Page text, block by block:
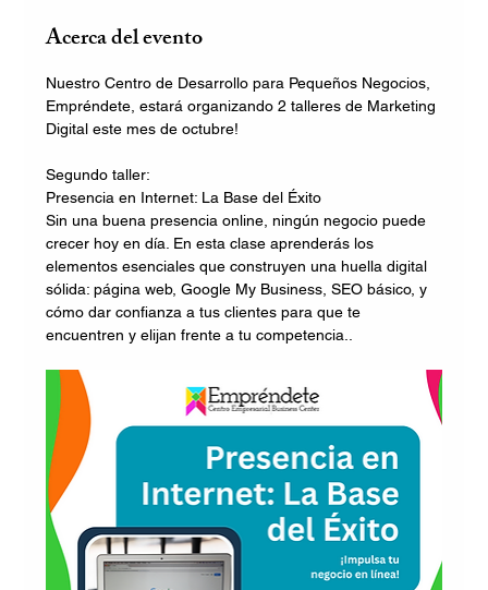
Acerca del evento
Nuestro Centro de Desarrollo para Pequeños Negocios,
Empréndete, estará organizando 2 talleres de Marketing
Digital este mes de octubre!
Segundo taller:
Presencia en Internet: La Base del Éxito
Sin una buena presencia online, ningún negocio puede
crecer hoy en día. En esta clase aprenderás los
elementos esenciales que construyen una huella digital
sólida: página web, Google My Business, SEO básico, y
cómo dar confianza a tus clientes para que te
encuentren y elijan frente a tu competencia.